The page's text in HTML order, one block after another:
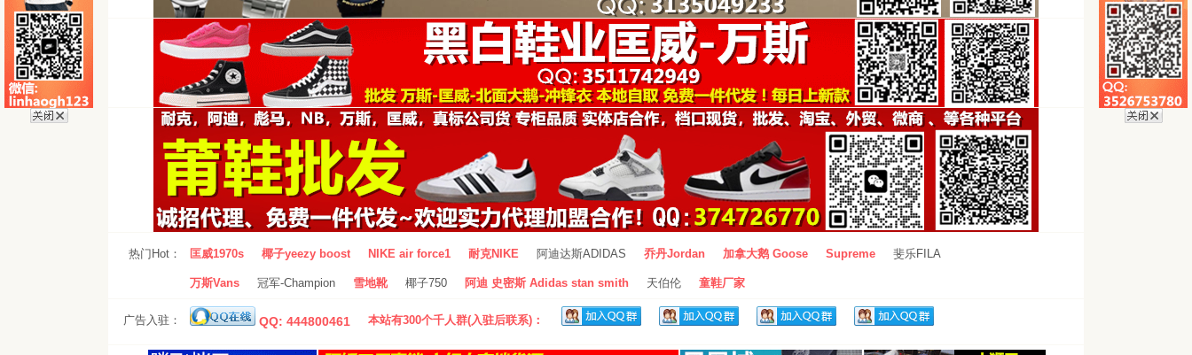
热门Hot： 匡威1970s 椰子yeezy boost NIKE air force1 耐克NIKE 阿迪达斯ADIDAS 乔丹Jordan 加拿大鹅 Goose Supreme 斐乐FILA
万斯Vans 冠军-Champion 雪地靴 椰子750 阿迪 史密斯 Adidas stan smith 天伯伦 童鞋厂家
广告入驻： QQ: 444800461 本站有300个千人群(入驻后联系)：